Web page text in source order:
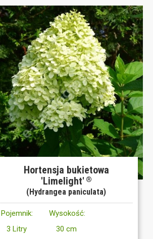
Hortensja bukietowa
'Limelight' ®
(Hydrangea paniculata)
Pojemnik:
3 Litry
Wysokość:
30 cm